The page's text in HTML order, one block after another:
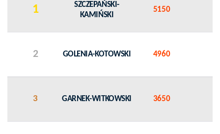
1
SZCZEPAŃSKI-
KAMIŃSKI
5150
2 GOLENIA-KOTOWSKI 4960
3 GARNEK-WITKOWSKI 3650